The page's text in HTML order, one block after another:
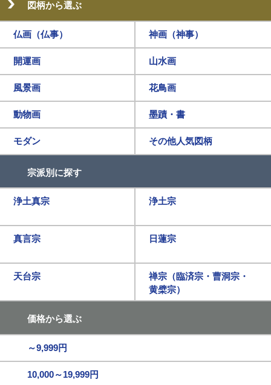
図柄から選ぶ
仏画（仏事） 神画（神事）
開運画 山水画
風景画 花鳥画
動物画 墨蹟・書
モダン その他人気図柄
宗派別に探す
浄土真宗 浄土宗
真言宗 日蓮宗
天台宗
禅宗（臨済宗・曹洞宗・
黄檗宗）
価格から選ぶ
～9,999円
10,000～19,999円